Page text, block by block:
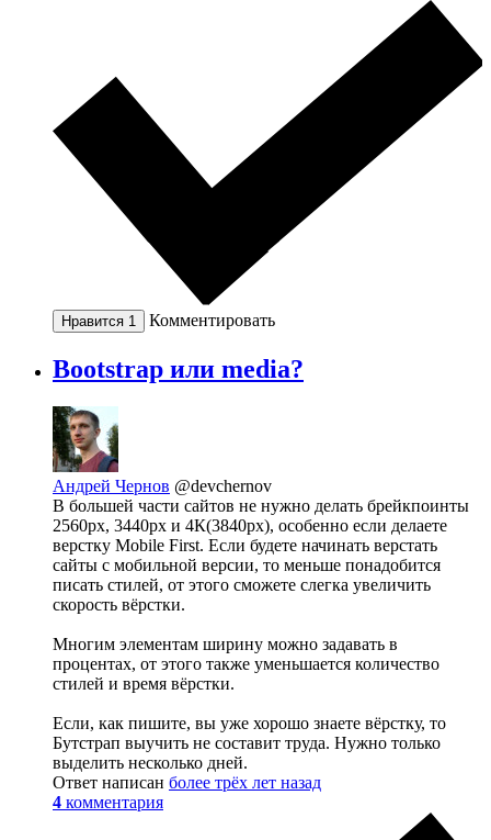
Нравится 1 Комментировать
Bootstrap или media?
Андрей Чернов @devchernov
В большей части сайтов не нужно делать брейкпоинты
2560px, 3440px и 4К(3840px), особенно если делаете
верстку Mobile First. Если будете начинать верстать
сайты с мобильной версии, то меньше понадобится
писать стилей, от этого сможете слегка увеличить
скорость вёрстки.
Многим элементам ширину можно задавать в
процентах, от этого также уменьшается количество
стилей и время вёрстки.
Если, как пишите, вы уже хорошо знаете вёрстку, то
Бутстрап выучить не составит труда. Нужно только
выделить несколько дней.
Ответ написан более трёх лет назад
4 комментария